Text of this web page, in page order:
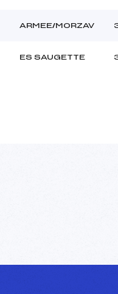
ARMEE/MORZAV
ES SAUGETTE